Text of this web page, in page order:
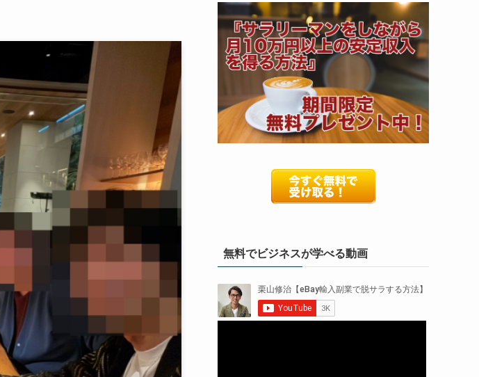
無料でビジネスが学べる動画